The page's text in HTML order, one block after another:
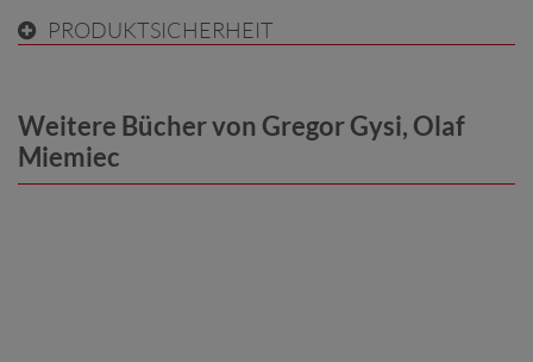
PRODUKTSICHERHEIT
Weitere Bücher von Gregor Gysi, Olaf
Miemiec